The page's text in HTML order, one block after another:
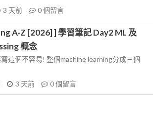
3 天前 0個留言
A-Z [2026] ] 學習筆記 Day2 ML 及
概念
這個不容易! 整個machine learning分成三個
3 天前 0個留言